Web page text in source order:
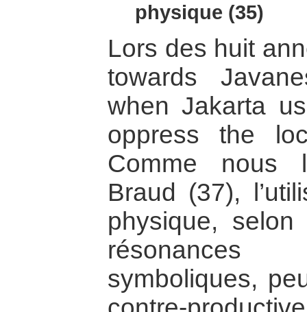
physique (35)
Lors des huit
towards
when Jakarta
oppress the
Comme nous
Braud (37),
physique,
résonances
symboliques,